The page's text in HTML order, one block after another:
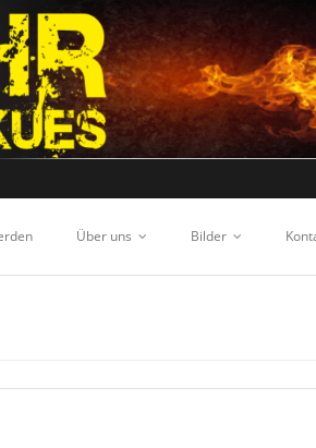
Über uns Bilder